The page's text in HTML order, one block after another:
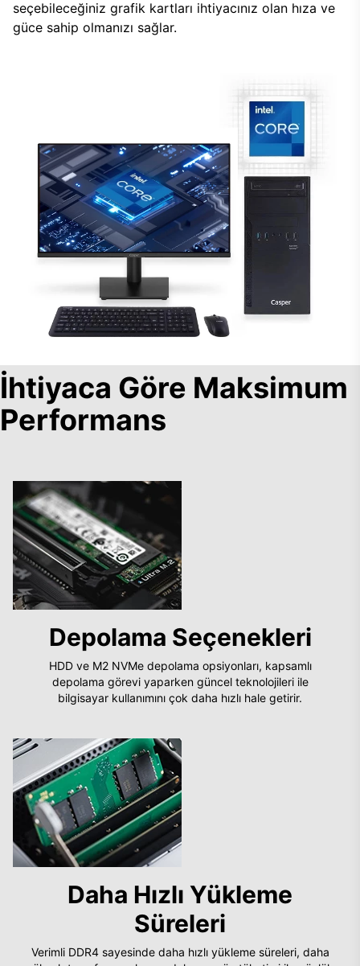
seçebileceğiniz grafik kartları ihtiyacınız olan hıza ve
güce sahip olmanızı sağlar.
İhtiyaca Göre Maksimum
Performans
Depolama Seçenekleri
HDD ve M2 NVMe depolama opsiyonları, kapsamlı
depolama görevi yaparken güncel teknolojileri ile
bilgisayar kullanımını çok daha hızlı hale getirir.
Daha Hızlı Yükleme
Süreleri
Verimli DDR4 sayesinde daha hızlı yükleme süreleri, daha